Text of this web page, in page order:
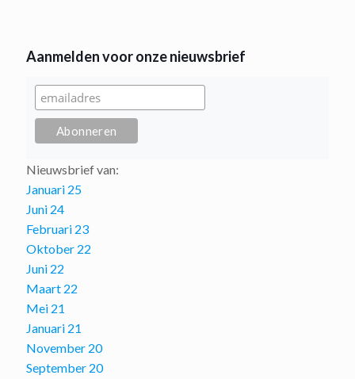
Aanmelden voor onze nieuwsbrief
Nieuwsbrief van:
Januari 25
Juni 24
Februari 23
Oktober 22
Juni 22
Maart 22
Mei 21
Januari 21
November 20
September 20